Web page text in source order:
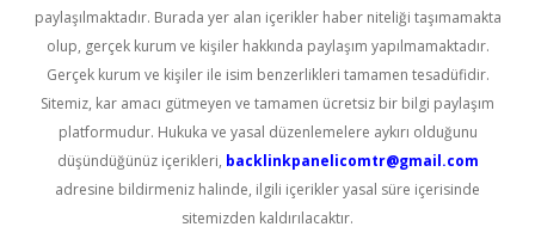
paylaşılmaktadır. Burada yer alan içerikler haber niteliği taşımamakta
olup, gerçek kurum ve kişiler hakkında paylaşım yapılmamaktadır.
Gerçek kurum ve kişiler ile isim benzerlikleri tamamen tesadüfidir.
Sitemiz, kar amacı gütmeyen ve tamamen ücretsiz bir bilgi paylaşım
platformudur. Hukuka ve yasal düzenlemelere aykırı olduğunu
düşündüğünüz içerikleri, backlinkpanelicomtr@gmail.com
adresine bildirmeniz halinde, ilgili içerikler yasal süre içerisinde
sitemizden kaldırılacaktır.